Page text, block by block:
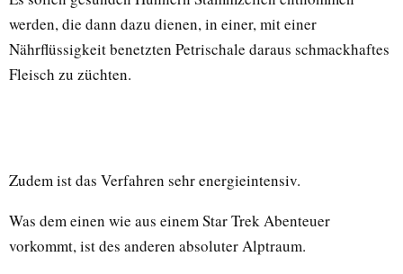
werden, die dann dazu dienen, in einer, mit einer
Nährflüssigkeit benetzten Petrischale daraus schmackhaftes
Fleisch zu züchten.
Zudem ist das Verfahren sehr energieintensiv.
Was dem einen wie aus einem Star Trek Abenteuer
vorkommt, ist des anderen absoluter Alptraum.